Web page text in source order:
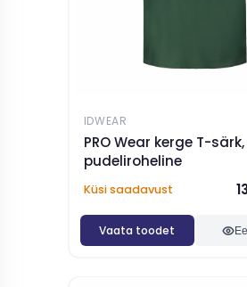
IDWEAR
PRO Wear kerge T-särk,
pudeliroheline
Küsi saadavust
Vaata toodet